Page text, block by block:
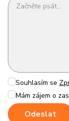
Souhlasím se
Mám zájem o